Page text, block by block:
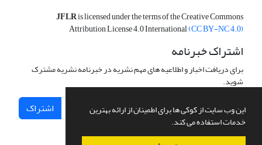
این وب سایت از کوکی ها برای اطمینان از ارائه بهترین
خدمات استفاده می کند.
JFLRis licensed under the terms of the Creative Commons
Attribution License 4.0 International(CC BY-NC 4.0)
اشتراک خبرنامه
برای دریافت اخبار و اطلاعیه های مهم نشریه در خبرنامه نشریه مشترک
شوید.
اشتراک